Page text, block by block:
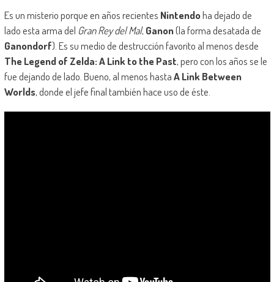
Es un misterio porque en años recientes Nintendoha dejado de
lado esta arma del Gran Rey del Mal, Ganon(la forma desatada de
Ganondorf). Es su medio de destrucción favorito al menos desde
The Legend of Zelda: A Link to the Past, pero con los años se le
fue dejando de lado. Bueno, al menos hastaA Link Between
Worlds, donde el jefe final también hace uso de éste.